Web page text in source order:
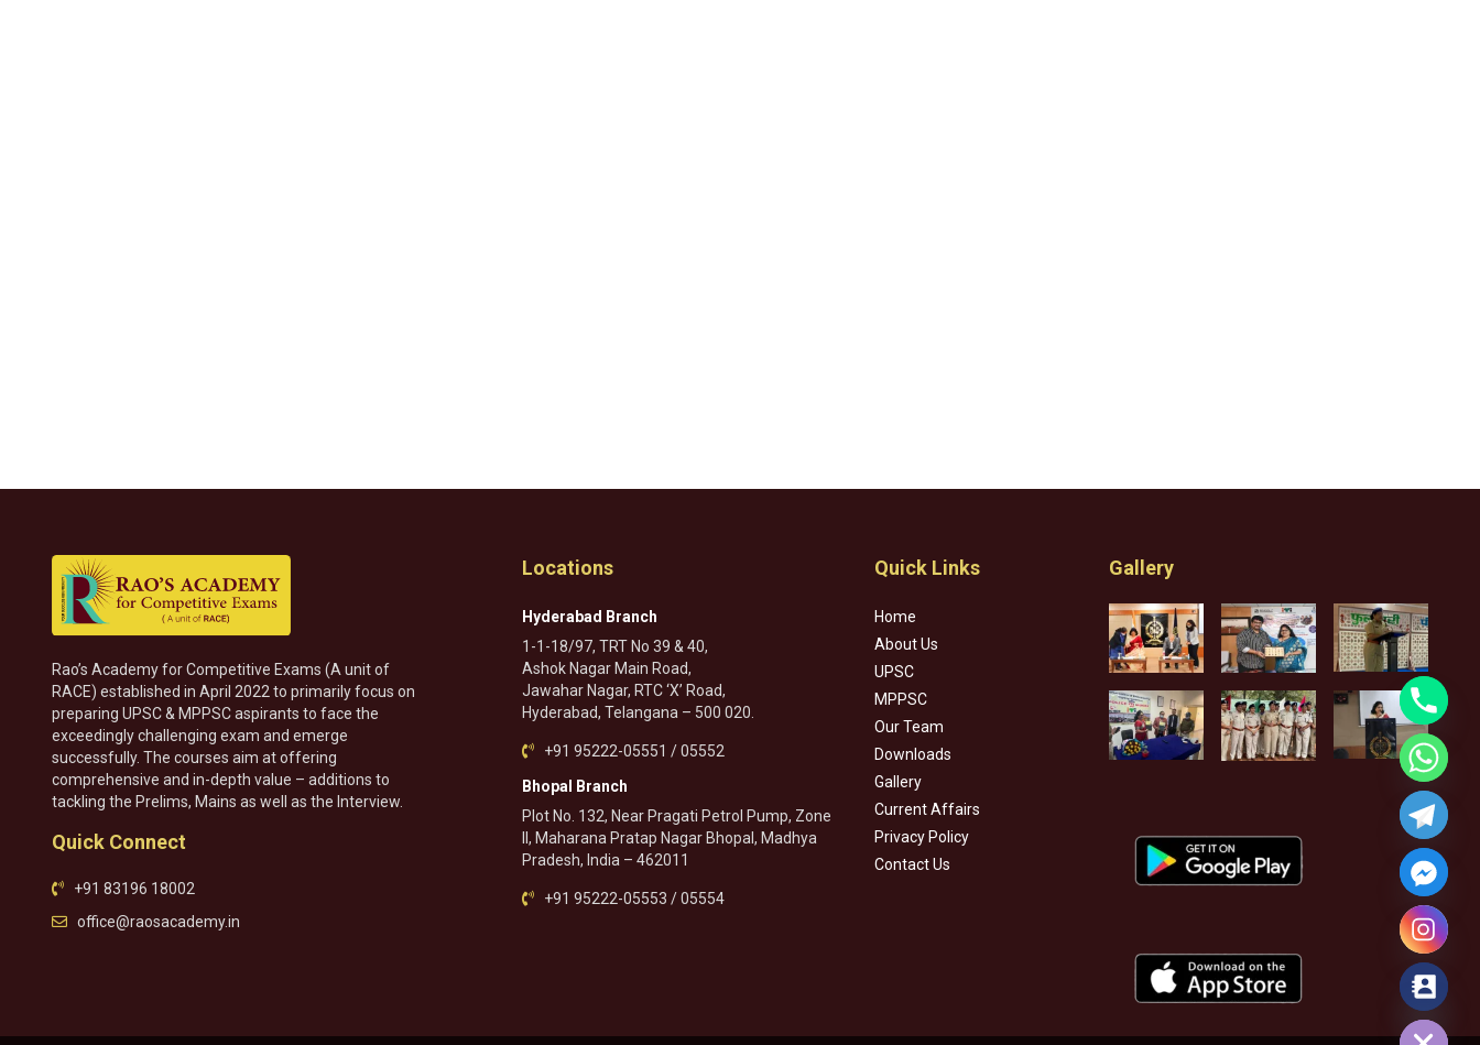
Rao’s Academy for Competitive Exams (A unit of
RACE) established in April 2022 to primarily focus on
preparing UPSC & MPPSC aspirants to face the
exceedingly challenging exam and emerge
successfully. The courses aim at offering
comprehensive and in-depth value – additions to
tackling the Prelims, Mains as well as the Interview.
Quick Connect
+91 83196 18002
office@raosacademy.in
Locations
Hyderabad Branch
1-1-18/97, TRT No 39 & 40,
Ashok Nagar Main Road,
Jawahar Nagar, RTC ‘X’ Road,
Hyderabad, Telangana – 500 020.
+91 95222-05551 / 05552
Bhopal Branch
Plot No. 132, Near Pragati Petrol Pump, Zone
II, Maharana Pratap Nagar Bhopal, Madhya
Pradesh, India – 462011
+91 95222-05553 / 05554
Quick Links
Home
About Us
UPSC
MPPSC
Our Team
Downloads
Gallery
Current Affairs
Privacy Policy
Contact Us
Gallery
Hide chaty